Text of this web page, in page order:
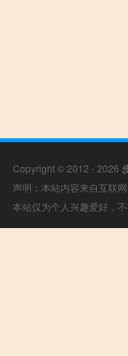
Copyright © 2012 - 2026
声明：本站内容来自互联
本站仅为个人兴趣爱好，